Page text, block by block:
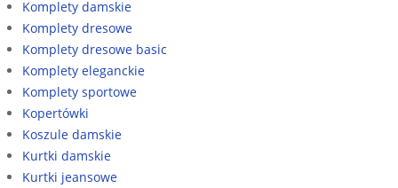
Komplety damskie
Komplety dresowe
Komplety dresowe basic
Komplety eleganckie
Komplety sportowe
Kopertówki
Koszule damskie
Kurtki damskie
Kurtki jeansowe